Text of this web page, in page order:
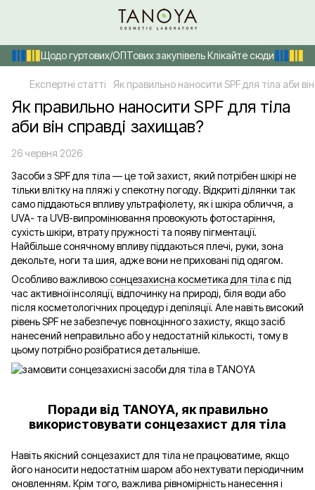
Щодо гуртових/ОПТових закупівель Клікайте сюди
Експертні статті Як правильно наносити SPF для тіла аби
Як правильно наносити SPF для тіла
аби він справді захищав?
26 червня 2026
Засоби з SPF для тіла — це той захист, який потрібен шкірі не
тільки влітку на пляжі у спекотну погоду. Відкриті ділянки так
само піддаються впливу ультрафіолету, як і шкіра обличчя, а
UVA- та UVB-випромінювання провокують фотостаріння,
сухість шкіри, втрату пружності та появу пігментації.
Найбільше сонячному впливу піддаються плечі, руки, зона
декольте, ноги та шия, адже вони не приховані під одягом.
Особливо важливоюсонцезахисна косметика для тілає під
час активної інсоляції, відпочинку на природі, біля води або
після косметологічних процедур і депіляції. Але навіть високий
рівень SPF не забезпечує повноцінного захисту, якщо засіб
нанесений неправильно або у недостатній кількості, тому в
цьому потрібно розібратися детальніше.
Поради від TANOYA, як правильно
використовувати сонцезахист для тіла
Навіть якісний сонцезахист для тіла не працюватиме, якщо
його наносити недостатнім шаром або нехтувати періодичним
оновленням. Крім того, важлива рівномірність нанесення і